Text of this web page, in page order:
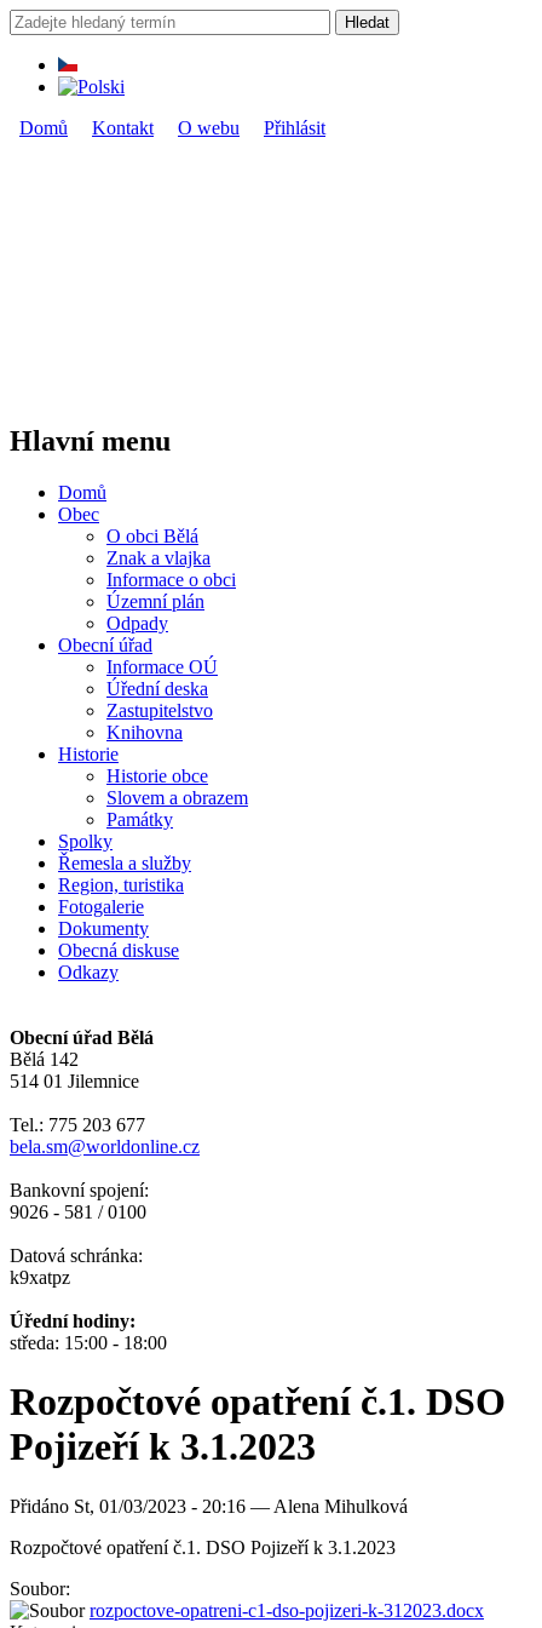
Přejít k hlavnímu obsahu
Vyhledávání
Hledat
Domů Kontakt O webu Přihlásit
Hlavní menu
Domů
Obec
O obci Bělá
Znak a vlajka
Informace o obci
Územní plán
Odpady
Obecní úřad
Informace OÚ
Úřední deska
Zastupitelstvo
Knihovna
Historie
Historie obce
Slovem a obrazem
Památky
Spolky
Řemesla a služby
Region, turistika
Fotogalerie
Dokumenty
Obecná diskuse
Odkazy
Obecní úřad Bělá
Bělá 142
514 01 Jilemnice
Tel.: 775 203 677
bela.sm@worldonline.cz
Bankovní spojení:
9026 - 581 / 0100
Datová schránka:
k9xatpz
Úřední hodiny:
středa: 15:00 - 18:00
Rozpočtové opatření č.1. DSO
Pojizeří k 3.1.2023
Přidáno St, 01/03/2023 - 20:16 — Alena Mihulková
Rozpočtové opatření č.1. DSO Pojizeří k 3.1.2023
Soubor:
rozpoctove-opatreni-c1-dso-pojizeri-k-312023.docx